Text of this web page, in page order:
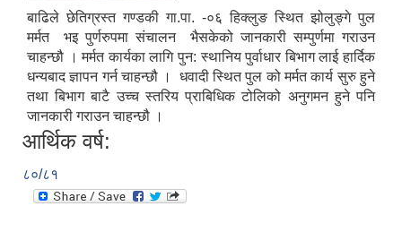
बाढिले छेतिग्रस्त गण्डकी गा.पा. -०६ हिक्लुङ स्थित झोलुङ्गे पुल
मर्मत भइ पुर्णरुपमा संचालन भैसकेको जानकारी सम्पुर्णमा गराउन
चाहन्छौ । मर्मत कार्यका लागि पुन: स्थानिय पुर्वाधार बिभाग लाई हार्दिक
धन्यबाद ज्ञापन गर्न चाहन्छौ । धवादी स्थित पुल को मर्मत कार्य सुरु हुने
तथा बिभाग बाटै उच्च स्तरिय प्राबिधिक टोलिको अनुगमन हुने पनि
जानकारी गराउन चाहन्छौ ।
आर्थिक वर्ष:
८०/८१